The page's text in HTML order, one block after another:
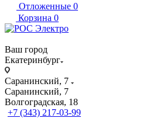
Отложенные 0
Корзина 0
Ваш город
Екатеринбург
Саранинский, 7
Саранинский, 7
Волгоградская, 18
+7 (343) 217-03-99